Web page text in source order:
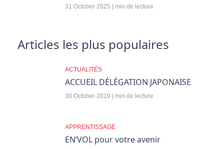
31 October 2025 | min de lecture
Articles les plus populaires
ACTUALITÉS
ACCUEIL DÉLÉGATION JAPONAISE
30 October 2019 | min de lecture
APPRENTISSAGE
EN’VOL pour votre avenir